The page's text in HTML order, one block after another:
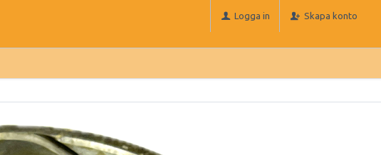
Logga in Skapa konto